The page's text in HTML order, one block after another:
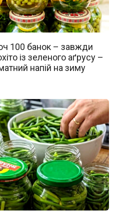
100 банок – завжди
із зеленого аґрусу –
напій на зиму